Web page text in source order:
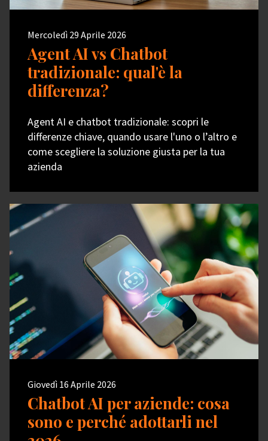
Mercoledì 29 Aprile 2026
Agent AI vs Chatbot
tradizionale: qual'è la
differenza?
Agent AI e chatbot tradizionale: scopri le
differenze chiave, quando usare l'uno o l’altro e
come scegliere la soluzione giusta per la tua
azienda
Giovedì 16 Aprile 2026
Chatbot AI per aziende: cosa
sono e perché adottarli nel